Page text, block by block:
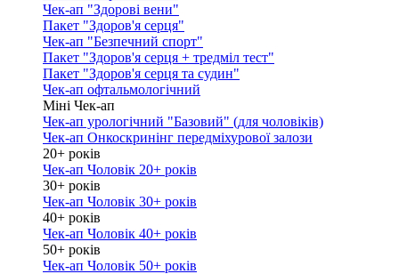
Чек-ап "Здорові вени"
Пакет "Здоров'я серця"
Чек-ап "Безпечний спорт"
Пакет "Здоров'я серця + тредміл тест"
Пакет "Здоров'я серця та судин"
Чек-ап офтальмологічний
Міні Чек-ап
Чек-ап урологічний "Базовий" (для чоловіків)
Чек-ап Онкоскринінг передміхурової залози
20+ років
Чек-ап Чоловік 20+ років
30+ років
Чек-ап Чоловік 30+ років
40+ років
Чек-ап Чоловік 40+ років
50+ років
Чек-ап Чоловік 50+ років